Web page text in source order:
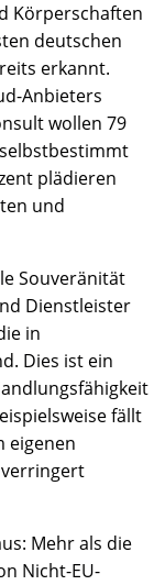
Körperschaften
deutschen
erkannt.
Anbieters
wollen 79
plädieren
und
Souveränität
Dienstleister
in
Dies ist ein
fällt
eigenen
Mehr als die
Nicht-EU-